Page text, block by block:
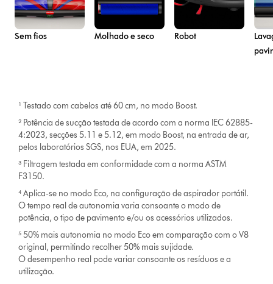
Sem fios Molhado e seco Robot
¹ Testado com cabelos até 60 cm, no modo Boost.
² Potência de sucção testada de acordo com a norma IEC 62885-
4:2023, secções 5.11 e 5.12, em modo Boost, na entrada de ar,
pelos laboratórios SGS, nos EUA, em 2025.
³ Filtragem testada em conformidade com a norma ASTM
F3150.
⁴ Aplica-se no modo Eco, na configuração de aspirador portátil.
O tempo real de autonomia varia consoante o modo de
potência, o tipo de pavimento e/ou os acessórios utilizados.
⁵ 50% mais autonomia no modo Eco em comparação com o V8
original, permitindo recolher 50% mais sujidade.
O desempenho real pode variar consoante os resíduos e a
utilização.